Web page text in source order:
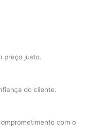
preço justo.
do cliente.
com o